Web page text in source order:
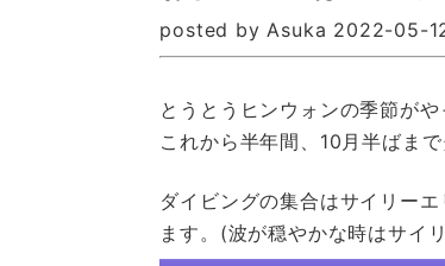
posted by Asuka 2022-05-
とうとうヒンウォンの季節がや
これから半年間、10月半ばま
ダイビングの集合はサイリー
ます。(波が穏やかな時はサイ